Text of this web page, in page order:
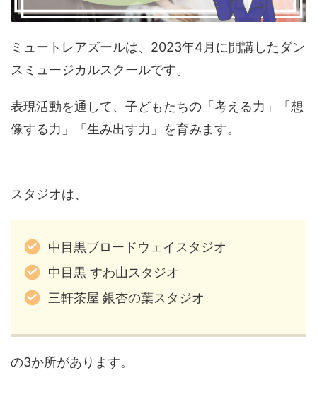
ミュートレアズールは、2023年4月に開講したダン
スミュージカルスクールです。
表現活動を通して、子どもたちの「考える力」「想
像する力」「生み出す力」を育みます。
スタジオは、
中目黒ブロードウェイスタジオ
中目黒 すわ山スタジオ
三軒茶屋 銀杏の葉スタジオ
の3か所があります。